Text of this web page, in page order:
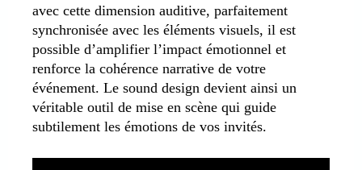
avec cette dimension auditive, parfaitement
synchronisée avec les éléments visuels, il est
possible d’amplifier l’impact émotionnel et
renforce la cohérence narrative de votre
événement. Le sound design devient ainsi un
véritable outil de mise en scène qui guide
subtilement les émotions de vos invités.